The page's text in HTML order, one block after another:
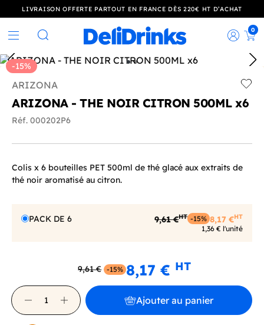
LIVRAISON OFFERTE PARTOUT EN FRANCE DÈS 220€ HT D’ACHAT
Rechercher
0
-15%
ARIZONA
ARIZONA - THE NOIR CITRON 500ML x6
Réf. 000202P6
Colis x 6 bouteilles PET 500ml de thé glacé aux extraits de
thé noir aromatisé au citron.
PACK DE 6 9,61 €HT -15% 8,17 €HT
1,36 € l'unité
9,61 € -15% 8,17 € HT
Ajouter au panier